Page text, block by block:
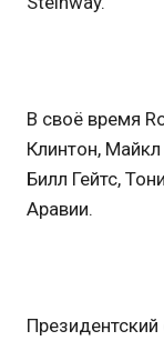
В своё время
Клинтон,
Билл Гейтс,
Аравии.